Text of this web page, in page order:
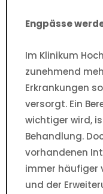
Engpässe
Im Klinikum
zunehmend
Erkrankungen
versorgt. Ein
wichtiger wird,
Behandlung.
vorhandenen
immer häufiger
und der